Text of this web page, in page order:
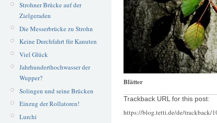
Strohner Brücke auf der
Zielgeraden
Die Messerbrücke zu Strohn
Keine Durchfahrt für Kanuten
Viel Glück
Jahrhunderthochwasser der
Wupper?
Solingen und seine Brücken
Einzug der Rollatoren!
Lurchi
Blätter
Trackback URL for this post:
https://blog.tetti.de/de/trackback/